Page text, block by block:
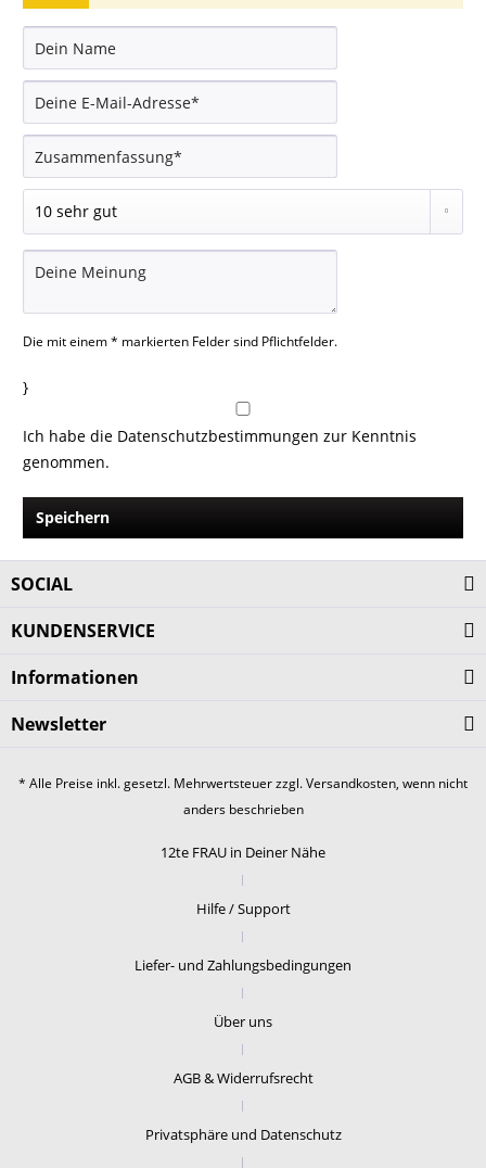
Die mit einem * markierten Felder sind Pflichtfelder.
}
Ich habe die Datenschutzbestimmungen zur Kenntnis
genommen.
Speichern
SOCIAL
KUNDENSERVICE
Informationen
Newsletter
* Alle Preise inkl. gesetzl. Mehrwertsteuer zzgl.Versandkosten, wenn nicht
anders beschrieben
12te FRAU in Deiner Nähe
Hilfe / Support
Liefer- und Zahlungsbedingungen
Über uns
AGB & Widerrufsrecht
Privatsphäre und Datenschutz